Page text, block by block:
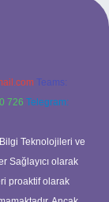
Teams:
726 Telegram:
Teknolojileri ve
Sağlayıcı olarak
proaktif olarak